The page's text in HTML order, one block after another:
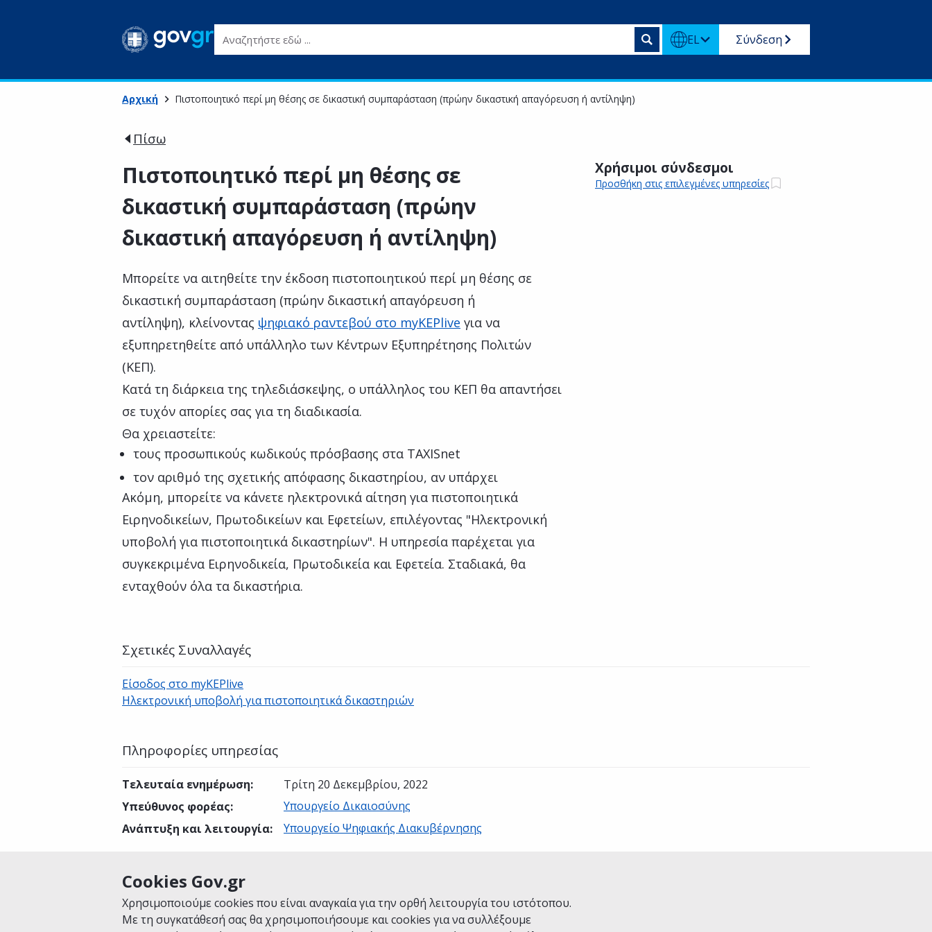
Cookies Gov.gr
Χρησιμοποιούμε cookies που είναι αναγκαία για την ορθή λειτουργία του ιστότοπου.
Με τη συγκατάθεσή σας θα χρησιμοποιήσουμε και cookies για να συλλέξουμε
Αναζητήστε εδώ ... EL Σύνδεση
Αρχική Πιστοποιητικό περί μη θέσης σε δικαστική συμπαράσταση (πρώην δικαστική απαγόρευση ή αντίληψη)
Πίσω
Πιστοποιητικό περί μη θέσης σε
δικαστική συμπαράσταση (πρώην
δικαστική απαγόρευση ή αντίληψη)
Μπορείτε να αιτηθείτε την έκδοση πιστοποιητικού περί μη θέσης σε
δικαστική συμπαράσταση (πρώην δικαστική απαγόρευση ή
αντίληψη), κλείνοντας ψηφιακό ραντεβού στο myKEPlive για να
εξυπηρετηθείτε από υπάλληλο των Κέντρων Εξυπηρέτησης Πολιτών
(ΚΕΠ).
Κατά τη διάρκεια της τηλεδιάσκεψης, ο υπάλληλος του ΚΕΠ θα απαντήσει
σε τυχόν απορίες σας για τη διαδικασία.
Θα χρειαστείτε:
τους προσωπικούς κωδικούς πρόσβασης στα TAXISnet
τον αριθμό της σχετικής απόφασης δικαστηρίου, αν υπάρχει
Ακόμη, μπορείτε να κάνετε ηλεκτρονικά αίτηση για πιστοποιητικά
Ειρηνοδικείων, Πρωτοδικείων και Εφετείων, επιλέγοντας "Ηλεκτρονική
υποβολή για πιστοποιητικά δικαστηρίων". Η υπηρεσία παρέχεται για
συγκεκριμένα Ειρηνοδικεία, Πρωτοδικεία και Εφετεία. Σταδιακά, θα
ενταχθούν όλα τα δικαστήρια.
Χρήσιμοι σύνδεσμοι
Προσθήκη στις επιλεγμένες υπηρεσίες
Σχετικές Συναλλαγές
Είσοδος στο myKEPlive
Ηλεκτρονική υποβολή για πιστοποιητικά δικαστηριών
Πληροφορίες υπηρεσίας
Τελευταία ενημέρωση:
Τρίτη 20 Δεκεμβρίου, 2022
Υπεύθυνος φορέας:
Υπουργείο Δικαιοσύνης
Ανάπτυξη και λειτουργία: Υπουργείο Ψηφιακής Διακυβέρνησης
Είναι χρήσιμη αυτή η σελίδα;